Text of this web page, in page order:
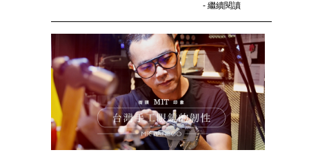
- 繼續閱讀